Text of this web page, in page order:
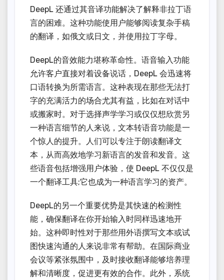
DeepL 还通过其音译功能解决了解释非拉丁语
言的困难。这种功能使用户能够阅读复杂手稿
的翻译，如俄文或日文，并使用拉丁字母。
DeepL的音效能力堪称革命性。语音输入功能
允许客户直接对着设备说话，DeepL 会迅速将
口语转换为所需语言。这种表现在那些无法打
字的充满活力的场合尤其有益，比如在对话中
或搬家时。对于选择声学学习或仅仅想欣赏另
一种语言细节的人来说，文本转语音功能是一
个惊人的提升。人们可以专注于朗读翻译文
本，从而高效地学习新语言的发音和发音。这
些语音包括增强用户体验，使 DeepL 不仅仅是
一个翻译工具;它也成为一种语言学习的资产。
DeepL的另一个重要优势是其快速的检测性
能，确保翻译在你开始输入时同样迅速地开
始。这种即时性对于那些用外语撰写文本或试
图快速沟通的人来说非常有帮助。在国际商业
会议等紧张氛围中，及时接收翻译能够培养理
解和清晰度，促进更有效的合作。此外，系统